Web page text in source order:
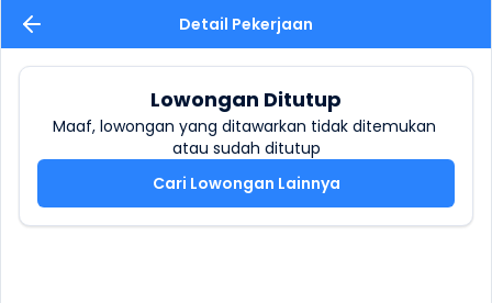
Detail Pekerjaan
Lowongan Ditutup
Maaf, lowongan yang ditawarkan tidak ditemukan
atau sudah ditutup
Cari Lowongan Lainnya